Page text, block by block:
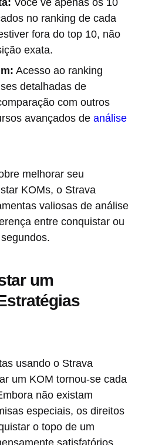
Você vê apenas os 10
no ranking de cada
fora do top 10, não
exata.
Acesso ao ranking
detalhadas de
com outros
avançados de análise
melhorar seu
KOMs, o Strava
valiosas de análise
entre conquistar ou
um
usando o Strava
um KOM tornou-se cada
não existam
especiais, os direitos
o topo de um